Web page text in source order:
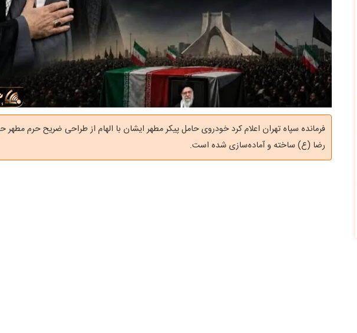
فرمانده سپاه تهران اعلام کرد خودروی حامل پیکر مطهر ایشان با الهام از طراحی ضریح حرم مطهر
رضا (ع) ساخته و آماده‌سازی شده است.